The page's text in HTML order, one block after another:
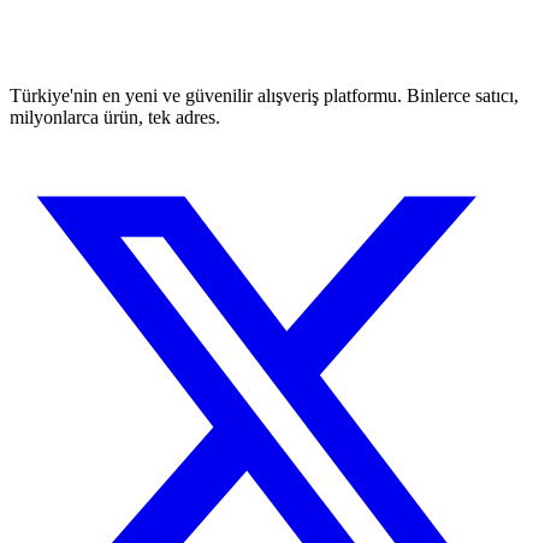
Türkiye'nin en yeni ve güvenilir alışveriş platformu. Binlerce satıcı,
milyonlarca ürün, tek adres.